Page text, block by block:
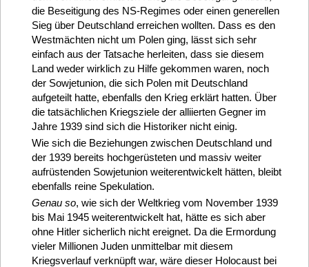
die Beseitigung des NS-Regimes oder einen generellen
Sieg über Deutschland erreichen wollten. Dass es den
Westmächten nicht um Polen ging, lässt sich sehr
einfach aus der Tatsache herleiten, dass sie diesem
Land weder wirklich zu Hilfe gekommen waren, noch
der Sowjetunion, die sich Polen mit Deutschland
aufgeteilt hatte, ebenfalls den Krieg erklärt hatten. Über
die tatsächlichen Kriegsziele der alliierten Gegner im
Jahre 1939 sind sich die Historiker nicht einig.
Wie sich die Beziehungen zwischen Deutschland und
der 1939 bereits hochgerüsteten und massiv weiter
aufrüstenden Sowjetunion weiterentwickelt hätten, bleibt
ebenfalls reine Spekulation.
Genau so, wie sich der Weltkrieg vom November 1939
bis Mai 1945 weiterentwickelt hat, hätte es sich aber
ohne Hitler sicherlich nicht ereignet. Da die Ermordung
vieler Millionen Juden unmittelbar mit diesem
Kriegsverlauf verknüpft war, wäre dieser Holocaust bei